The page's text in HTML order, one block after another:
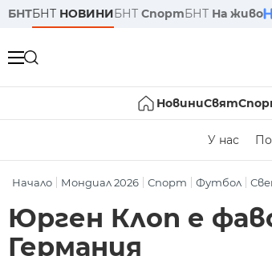
БНТБНТ НОВИНИБНТ СпортБНТ На живо
НовиниСвят
У нас
Начало Мондиал 2026 Спорт Футбол
Юрген Клоп е
Германия